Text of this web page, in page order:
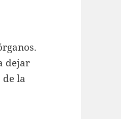
dejar
la